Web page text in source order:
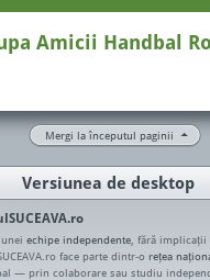
Amicii Handbal
Mergi la începutul paginii
Versiunea de desktop
echipe independente , fără
face parte dintr-o rețea
— prin colaborare sau studiu